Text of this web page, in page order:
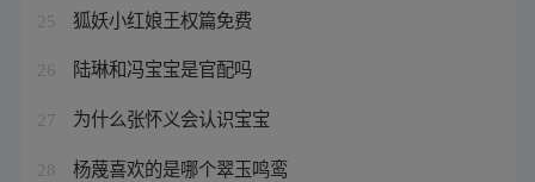
25 狐妖小红娘王权篇免费
26 陆琳和冯宝宝是官配吗
27 为什么张怀义会认识宝宝
28 杨蔑喜欢的是哪个翠玉鸣鸾